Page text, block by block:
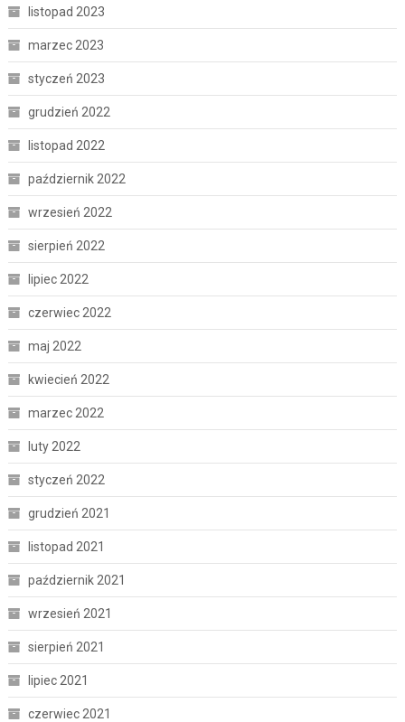
listopad 2023
marzec 2023
styczeń 2023
grudzień 2022
listopad 2022
październik 2022
wrzesień 2022
sierpień 2022
lipiec 2022
czerwiec 2022
maj 2022
kwiecień 2022
marzec 2022
luty 2022
styczeń 2022
grudzień 2021
listopad 2021
październik 2021
wrzesień 2021
sierpień 2021
lipiec 2021
czerwiec 2021